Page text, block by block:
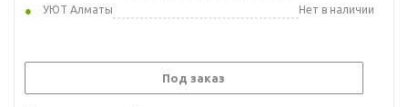
УЮТ Алматы
Нет в наличии
Под заказ